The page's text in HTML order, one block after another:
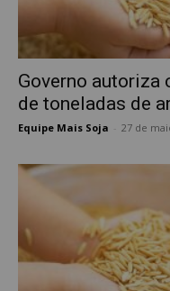
Governo autoriza
de toneladas de
Equipe Mais Soja 27 de